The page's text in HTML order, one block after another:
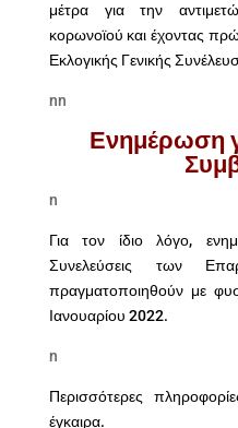
μέτρα για την
κορωνοϊού και έχοντας
Εκλογικής Γενικής
nn
Ενημέρωση
n
Για τον ίδιο λόγο,
Συνελεύσεις των
πραγματοποιηθούν με
Ιανουαρίου 2022.
n
Περισσότερες
έγκαιρα.